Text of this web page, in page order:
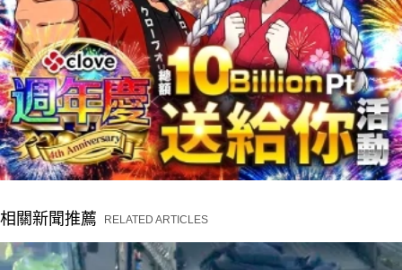
相關新聞推薦 RELATED ARTICLES